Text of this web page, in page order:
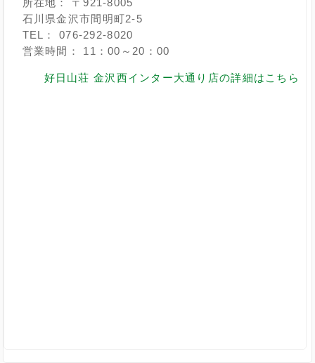
所在地： 〒921-8005
石川県金沢市間明町2-5
TEL： 076-292-8020
営業時間： 11：00～20：00
好日山荘 金沢西インター大通り店の詳細はこちら